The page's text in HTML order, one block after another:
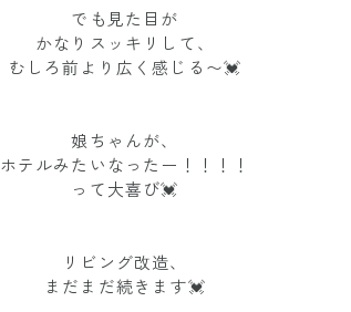
でも見た目が
かなりスッキリして、
むしろ前より広く感じる〜💓
娘ちゃんが、
ホテルみたいなったー！！！！
って大喜び💓
リビング改造、
まだまだ続きます💓